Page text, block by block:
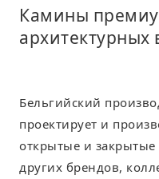
Камины
Бельгийский
проектирует и
открытые и
других брендов,